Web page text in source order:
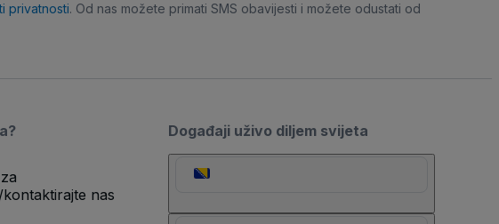
privatnosti. Od nas možete primati SMS obavijesti i možete odustati od
Događaji uživo diljem svijeta
nas